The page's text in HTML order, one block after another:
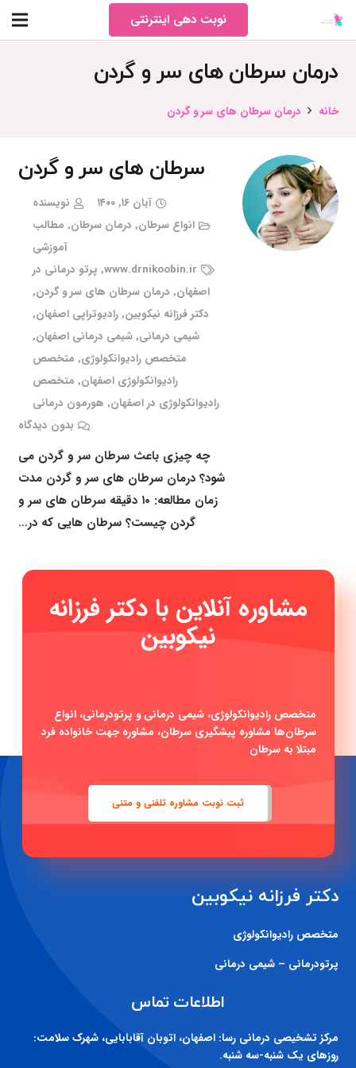
نوبت دهی اینترنتی
درمان سرطان های سر و گردن
خانه درمان سرطان های سر و گردن
سرطان های سر و گردن
آبان ۱۶, ۱۴۰۰
نویسنده
انواع سرطان, درمان سرطان, مطالب
آموزشی
www.drnikoobin.ir
, پرتو درمانی در
اصفهان, درمان سرطان های سر و گردن,
دکتر فرزانه نیکوبین,رادیوتراپی اصفهان,
شیمی درمانی,شیمی درمانی اصفهان,
متخصص رادیوانکولوژی, متخصص
رادیوانکولوژی اصفهان, متخصص
رادیوانکولوژی در اصفهان, هورمون درمانی
بدون دیدگاه
چه چیزی باعث سرطان سر و گردن می
شود؟ درمان سرطان های سر و گردن مدت
زمان مطالعه: ۱۰ دقیقه سرطان های سر و
گردن چیست؟ سرطان هایی که در…
مشاوره آنلاین با دکتر فرزانه
نیکوبین
متخصص رادیوانکولوژی، شیمی درمانی و پرتودرمانی، انواع
سرطان‌ها مشاوره پیشگیری سرطان، مشاوره جهت خانواده فرد
مبتلا به سرطان
ثبت نوبت مشاوره تلفنی و متنی
دکتر فرزانه نیکوبین
متخصص رادیوانکولوژی
پرتودرمانی – شیمی درمانی
اطلاعات تماس
مرکز تشخیصی درمانی رسا: اصفهان، اتوبان آقابابایی، شهرک سلامت:
روزهای یک شنبه-سه شنبه.